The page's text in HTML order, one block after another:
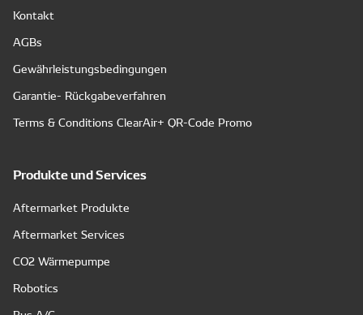
Kontakt
AGBs
Gewährleistungsbedingungen
Garantie- Rückgabeverfahren
Terms & Conditions ClearAir+ QR-Code Promo
Produkte und Services
Aftermarket Produkte
Aftermarket Services
CO2 Wärmepumpe
Robotics